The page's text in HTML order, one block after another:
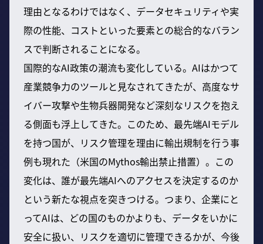
理由となるわけではなく、データセキュリティや実
際の性能、コストといった要素との総合的なバラン
スで判断されることになる。
国際的なAI政策の潮流も変化している。AIはかつて
産業競争力のツールと見なされてきたが、高度なサ
イバー攻撃や生物兵器開発など深刻なリスクを抱え
る側面も浮上してきた。このため、最先端AIモデル
を持つ国が、リスク管理を理由に輸出規制を行う事
例も現れた（米国のMythos輸出禁止措置）。この
変化は、誰が最先端AIへのアクセスを決定するのか
という新たな視点を突きつける。つまり、企業にと
ってAIは、どの国のものかよりも、データをいかに
安全に扱い、リスクを適切に管理できるかが、今後